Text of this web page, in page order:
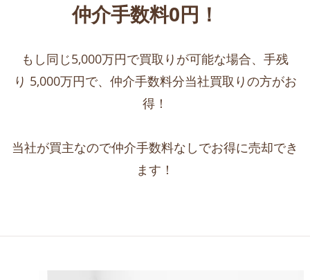
仲介手数料0円！
もし同じ5,000万円で買取りが可能な場合、手残
り 5,000万円で、仲介手数料分当社買取りの方がお
得！
当社が買主なので仲介手数料なしでお得に売却でき
ます！